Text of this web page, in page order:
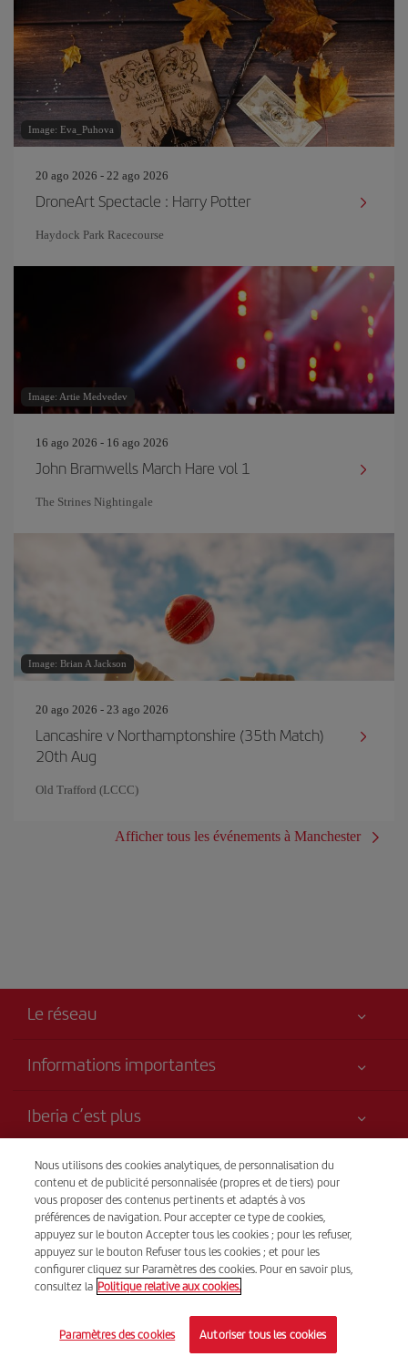
Image: Eva_Puhova
20 ago 2026 - 22 ago 2026
DroneArt Spectacle : Harry Potter
Haydock Park Racecourse
Image: Artie Medvedev
16 ago 2026 - 16 ago 2026
John Bramwells March Hare vol 1
The Strines Nightingale
Image: Brian A Jackson
20 ago 2026 - 23 ago 2026
Lancashire v Northamptonshire (35th Match)
20th Aug
Old Trafford (LCCC)
Afficher tous les événements à Manchester
Le réseau
Informations importantes
Accessibilité
Plan du site
Durabilité
Iberia c’est plus
Groupe Iberia
Actionnaires et investisseurs
Nos alliances
British Airways
Transparence
Avis légal
Conditions de transport
Droits du passager
Conditions générales du programme Iberia Club
Politique de protection des données personnelles
Vente par téléphone
(+32) 02 585 51 98
Du lundi au dimanche, de 9 h à 20 h (français). Du lundi au
dimanche, 24 h/24 (espagnol et anglais).
© Iberia 2026
Nous utilisons des cookies analytiques, de personnalisation du
contenu et de publicité personnalisée (propres et de tiers) pour
vous proposer des contenus pertinents et adaptés à vos
préférences de navigation. Pour accepter ce type de cookies,
appuyez sur le bouton Accepter tous les cookies ; pour les refuser,
appuyez sur le bouton Refuser tous les cookies ; et pour les
configurer cliquez sur Paramètres des cookies. Pour en savoir plus,
consultez la Politique relative aux cookies.
Paramètres des cookies Autoriser tous les cookies